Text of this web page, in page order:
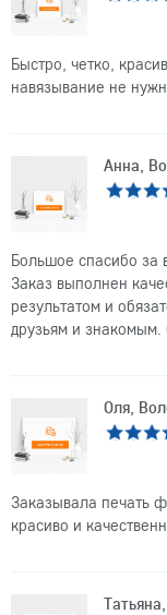
Быстро, четко,
навязывание не
Анна,
Большое спасибо за
Заказ выполнен
результатом и
друзьям и знакомым.
Оля,
Заказывала печать
красиво и